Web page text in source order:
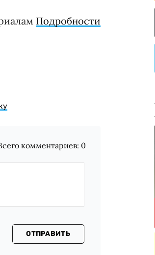
Подробности
комментариев: 0
ОТПРАВИТЬ